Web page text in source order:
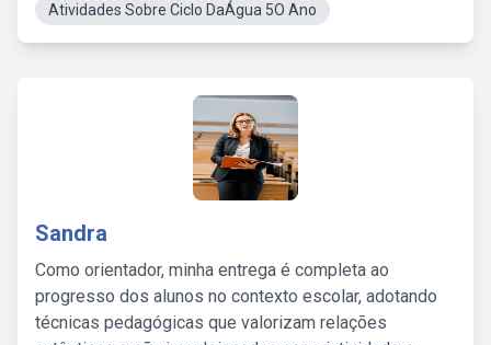
Atividades Sobre Ciclo DaÁgua 5O Ano
Sandra
Como orientador, minha entrega é completa ao
progresso dos alunos no contexto escolar, adotando
técnicas pedagógicas que valorizam relações